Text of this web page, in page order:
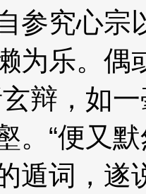
参究心宗
为乐。偶
辩，如
。“便又
遁词，遂